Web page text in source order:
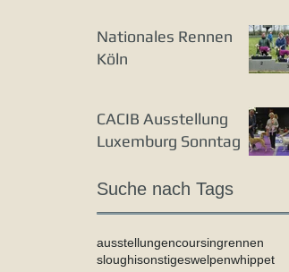
Nationales Rennen
Köln
CACIB Ausstellung
Luxemburg Sonntag
Suche nach Tags
ausstellungencoursingrennen
sloughisonstigeswelpenwhippet